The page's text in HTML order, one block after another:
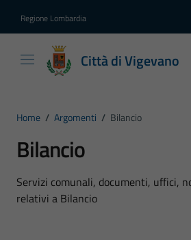
Regione Lombardia
Città di Vigevano
Home / Argomenti / Bilancio
Bilancio
Dettagli
Servizi comunali, documenti, uffici,
relativi a Bilancio